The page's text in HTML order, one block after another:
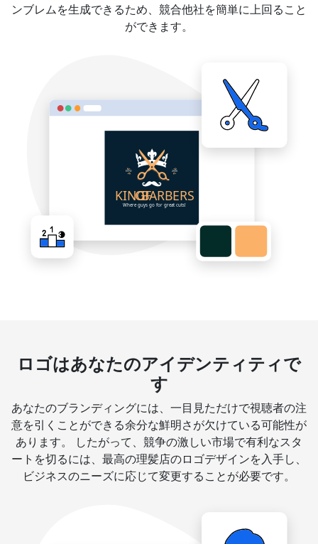
ンブレムを生成できるため、競合他社を簡単に上回ること
ができます。
ロゴはあなたのアイデンティティで
す
あなたのブランディングには、一目見ただけで視聴者の注
意を引くことができる余分な鮮明さが欠けている可能性が
あります。 したがって、競争の激しい市場で有利なスタ
ートを切るには、最高の理髪店のロゴデザインを入手し、
ビジネスのニーズに応じて変更することが必要です。